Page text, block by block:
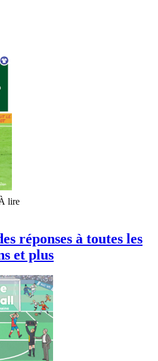
lire
réponses à toutes les
et plus